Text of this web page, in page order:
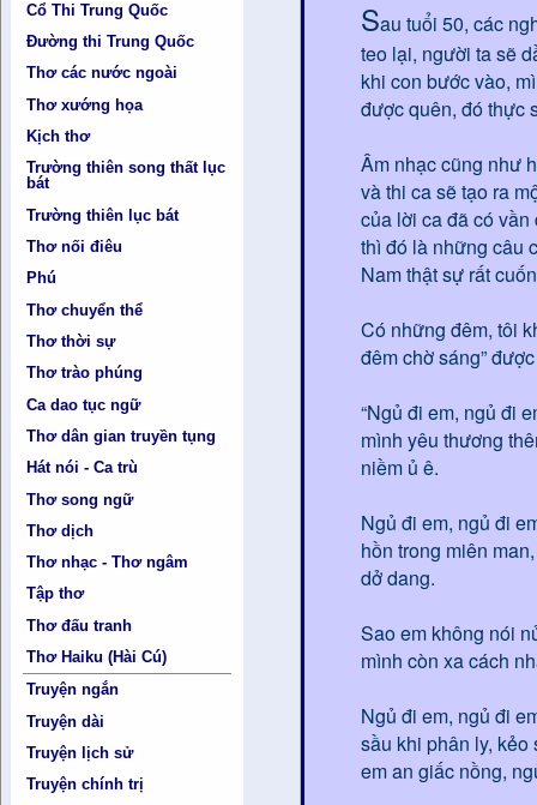
Cổ Thi Trung Quốc
Đường thi Trung Quốc
Thơ các nước ngoài
Thơ xướng họa
Kịch thơ
Trường thiên song thất lục
bát
Trường thiên lục bát
Thơ nối điêu
Phú
Thơ chuyển thể
Thơ thời sự
Thơ trào phúng
Ca dao tục ngữ
Thơ dân gian truyền tụng
Hát nói - Ca trù
Thơ song ngữ
Thơ dịch
Thơ nhạc - Thơ ngâm
Tập thơ
Thơ đấu tranh
Thơ Haiku (Hài Cú)
Truyện ngắn
Truyện dài
Truyện lịch sử
Truyện chính trị
Sau tuổi 50, các
teo lại, người ta sẽ
khi con bước vào,
được quên, đó thực
Âm nhạc cũng như
và thi ca sẽ tạo ra
của lời ca đã có
thì đó là những câu
Nam thật sự rất
Có những đêm, tôi
đêm chờ sáng”
“Ngủ đi em, ngủ đi
mình yêu thương
niềm ủ ê.
Ngủ đi em, ngủ đi
hồn trong miên
dở dang.
Sao em không nói
mình còn xa cách
Ngủ đi em, ngủ đi
sầu khi phân ly,
em an giấc nồng,